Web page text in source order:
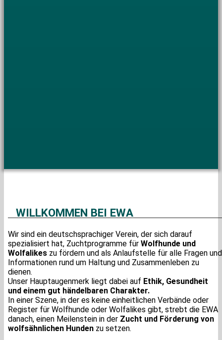
WILLKOMMEN BEI EWA
Wir sind ein deutschsprachiger Verein, der sich darauf
spezialisiert hat, Zuchtprogramme für Wolfhunde und
Wolfalikes zu fördern und als Anlaufstelle für alle Fragen und
Informationen rund um Haltung und Zusammenleben zu
dienen.
Unser Hauptaugenmerk liegt dabei auf Ethik, Gesundheit
und einem gut händelbaren Charakter.
In einer Szene, in der es keine einheitlichen Verbände oder
Register für Wolfhunde oder Wolfalikes gibt, strebt die EWA
danach, einen Meilenstein in der Zucht und Förderung von
wolfsähnlichen Hunden zu setzen.